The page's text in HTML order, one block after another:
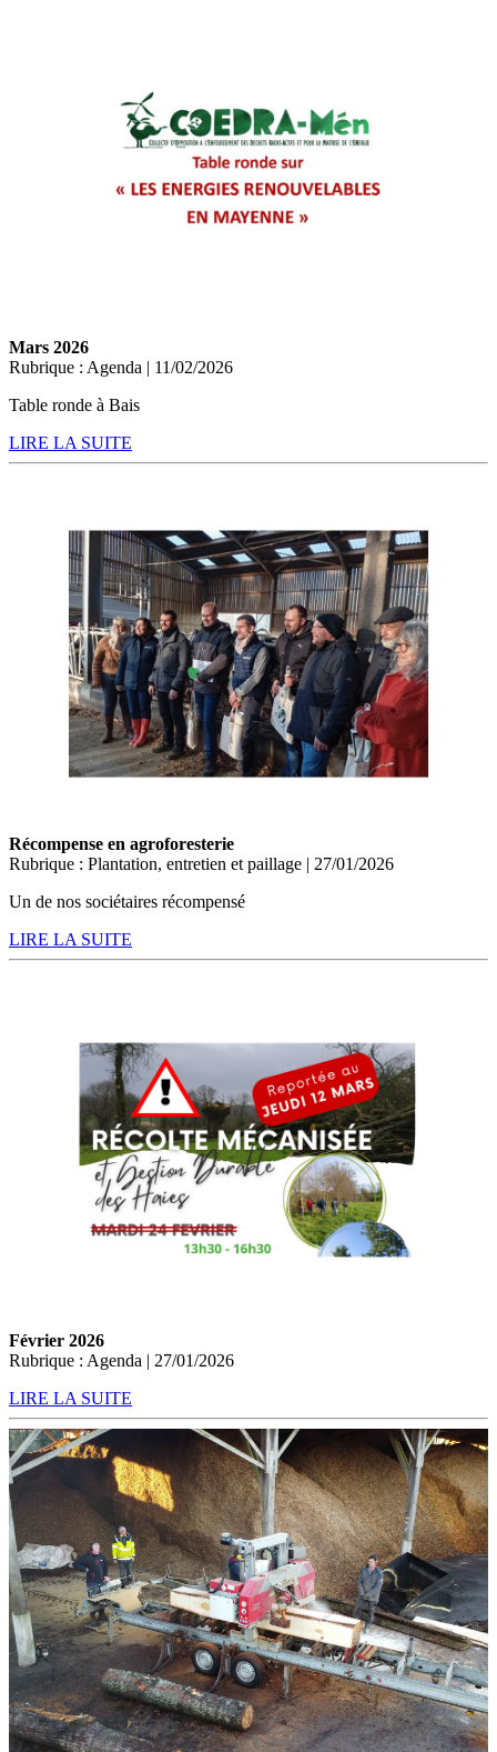
Mars 2026
Rubrique : Agenda | 11/02/2026
Table ronde à Bais
LIRE LA SUITE
Récompense en agroforesterie
Rubrique : Plantation, entretien et paillage | 27/01/2026
Un de nos sociétaires récompensé
LIRE LA SUITE
Février 2026
Rubrique : Agenda | 27/01/2026
LIRE LA SUITE